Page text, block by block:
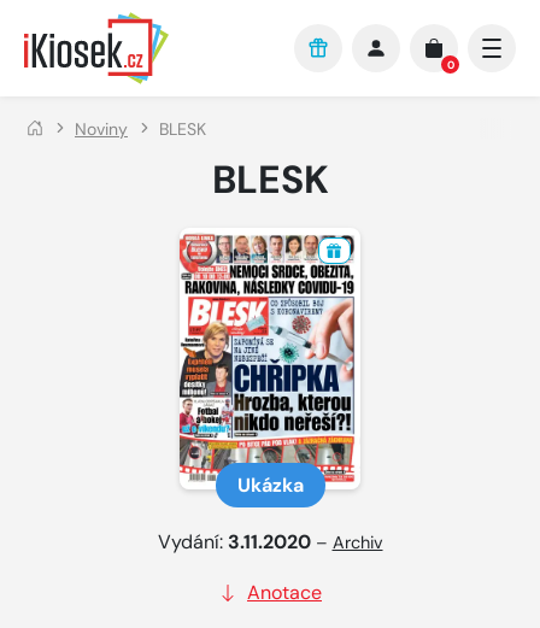
Přejít na hlavní obsah
0
Noviny BLESK
BLESK
Ukázka
Vydání: 3.11.2020 – Archiv
Anotace